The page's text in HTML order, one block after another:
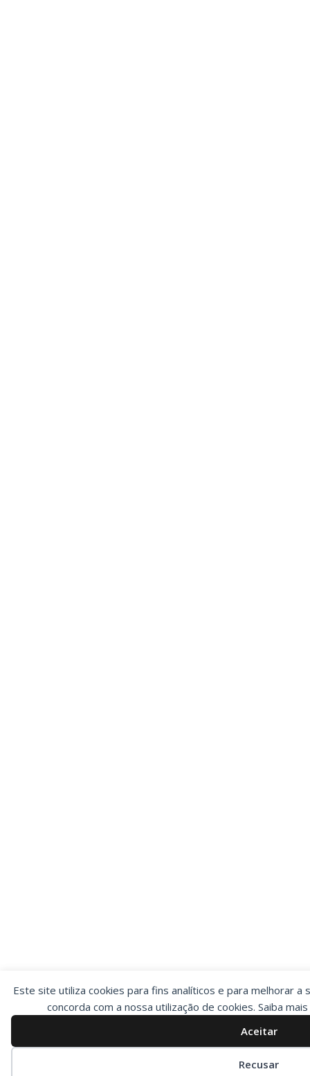
Este site utiliza cookies para fins analíticos e para melhorar a
concorda com a nossa utilização de cookies. Saiba
Aceitar
Recusar